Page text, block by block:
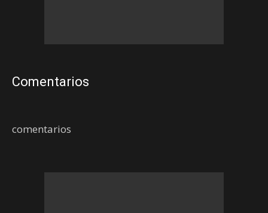
Comentarios
comentarios